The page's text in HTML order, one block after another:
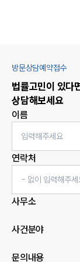
방문상담예약접수
법률고민이 있다
상담해보세요
이름
연락처
사무소
사건분야
문의내용